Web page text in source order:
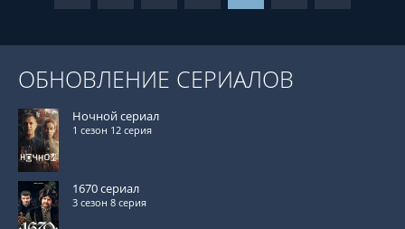
ОБНОВЛЕНИЕ СЕРИАЛОВ
Ночной сериал
1 сезон 12 серия
1670 сериал
3 сезон 8 серия